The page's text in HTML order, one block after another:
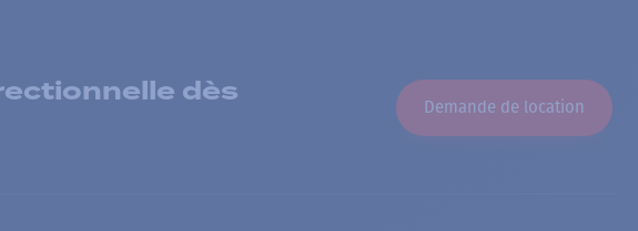
dès
Demande de location